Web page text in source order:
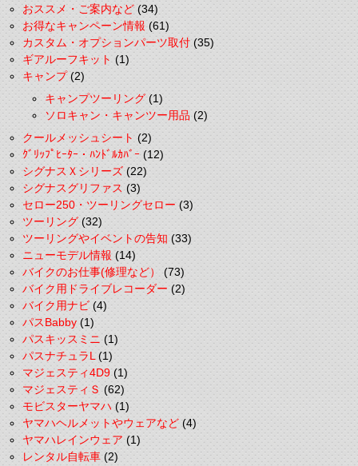
おススメ・ご案内など(34)
お得なキャンペーン情報(61)
カスタム・オプションパーツ取付(35)
ギアルーフキット(1)
キャンプ(2)
キャンプツーリング(1)
ソロキャン・キャンツー用品(2)
クールメッシュシート(2)
ｸﾞﾘｯﾌﾟﾋｰﾀｰ・ﾊﾝﾄﾞﾙｶﾊﾞｰ(12)
シグナスＸシリーズ(22)
シグナスグリファス(3)
セロー250・ツーリングセロー(3)
ツーリング(32)
ツーリングやイベントの告知(33)
ニューモデル情報(14)
バイクのお仕事(修理など）(73)
バイク用ドライブレコーダー(2)
バイク用ナビ(4)
パスBabby(1)
パスキッスミニ(1)
パスナチュラL(1)
マジェスティ4D9(1)
マジェスティＳ(62)
モビスターヤマハ(1)
ヤマハヘルメットやウェアなど(4)
ヤマハレインウェア(1)
レンタル自転車(2)